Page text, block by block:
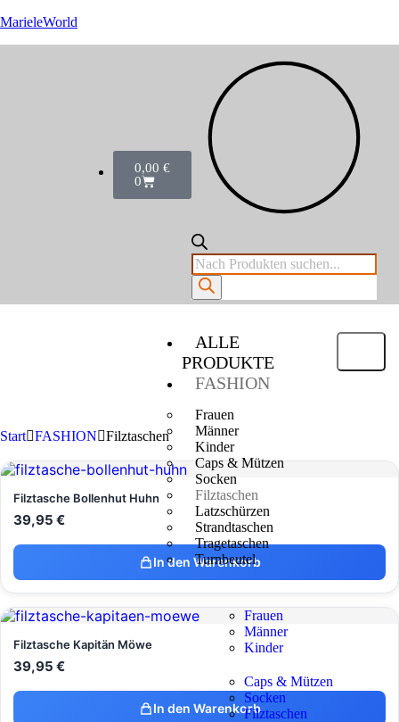
MarieleWorld
0,00 €
0
ALLE
PRODUKTE
FASHION
Frauen
Männer
Kinder
Caps & Mützen
Socken
Filztaschen
Latzschürzen
Strandtaschen
Tragetaschen
Turnbeutel
Frauen
Männer
Kinder
Caps & Mützen
Socken
Filztaschen
Start FASHION Filztaschen
Filztasche Bollenhut Huhn
39,95 €
In den Warenkorb
Filztasche Kapitän Möwe
39,95 €
In den Warenkorb